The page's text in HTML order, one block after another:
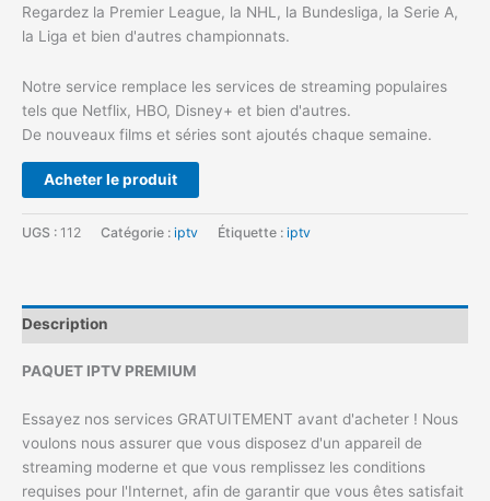
Regardez la Premier League, la NHL, la Bundesliga, la Serie A,
la Liga et bien d'autres championnats.
Notre service remplace les services de streaming populaires
tels que Netflix, HBO, Disney+ et bien d'autres.
De nouveaux films et séries sont ajoutés chaque semaine.
Acheter le produit
UGS : 112 Catégorie : iptv Étiquette : iptv
Description
PAQUET IPTV PREMIUM
Essayez nos services GRATUITEMENT avant d'acheter ! Nous
voulons nous assurer que vous disposez d'un appareil de
streaming moderne et que vous remplissez les conditions
requises pour l'Internet, afin de garantir que vous êtes satisfait